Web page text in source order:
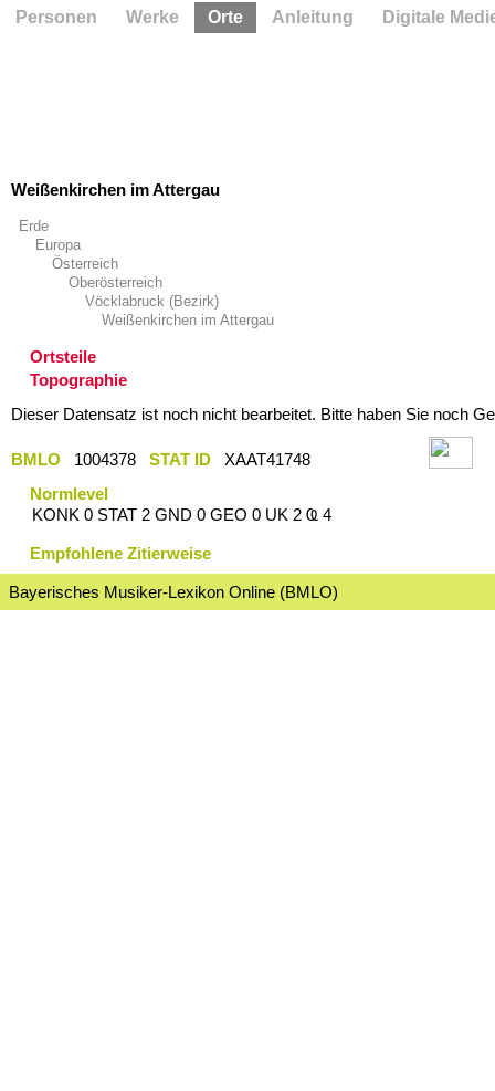
Weißenkirchen im Attergau
Erde
Europa
Österreich
Oberösterreich
Vöcklabruck (Bezirk)
Weißenkirchen im Attergau
Ortsteile
Topographie
Dieser Datensatz ist noch nicht bearbeitet. Bitte haben Sie noch
BMLO 1004378 STAT ID
XAAT41748
Normlevel
KONK 0 STAT 2 GND 0 GEO 0 UK 2 Ҩ 4
Empfohlene Zitierweise
Bayerisches Musiker-Lexikon Online (BMLO)
Personen Werke Orte Anleitung Digitale